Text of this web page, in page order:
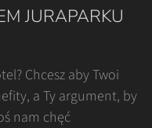
JURAPARKU
Chcesz aby Twoi
a Ty argument, by
nam chęć